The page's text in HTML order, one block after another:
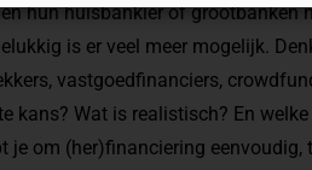
hun huisbankier of grootbanken
is er veel meer mogelijk.
vastgoedfinanciers,
kans? Wat is realistisch? En
je om (her)financiering